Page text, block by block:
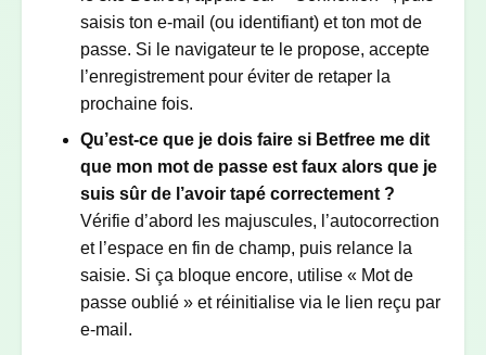
saisis ton e-mail (ou identifiant) et ton mot de
passe. Si le navigateur te le propose, accepte
l’enregistrement pour éviter de retaper la
prochaine fois.
Qu’est-ce que je dois faire si Betfree me dit
que mon mot de passe est faux alors que je
suis sûr de l’avoir tapé correctement ?
Vérifie d’abord les majuscules, l’autocorrection
et l’espace en fin de champ, puis relance la
saisie. Si ça bloque encore, utilise « Mot de
passe oublié » et réinitialise via le lien reçu par
e-mail.